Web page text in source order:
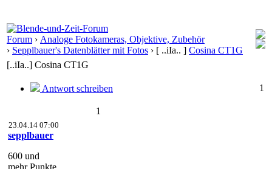
Forum › Analoge Fotokameras, Objektive, Zubehör
› Sepplbauer's Datenblätter mit Fotos › [ ..iIa.. ] Cosina CT1G
[..iIa..] Cosina CT1G
Antwort schreiben 1
1
23.04.14 07:00
sepplbauer
600 und
mehr Punkte